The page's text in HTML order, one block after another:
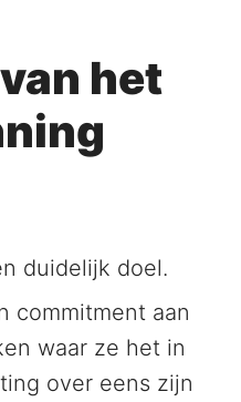
het
duidelijk doel.
commitment aan
waar ze het in
over eens zijn